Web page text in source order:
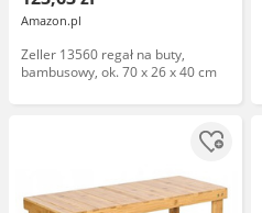
Amazon.pl
Zeller 13560 regał na buty,
bambusowy, ok. 70 x 26 x 40 cm